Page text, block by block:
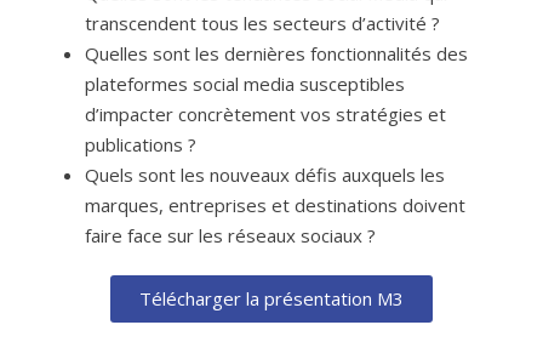
transcendent tous les secteurs d’activité ?
Quelles sont les dernières fonctionnalités des
plateformes social media susceptibles
d’impacter concrètement vos stratégies et
publications ?
Quels sont les nouveaux défis auxquels les
marques, entreprises et destinations doivent
faire face sur les réseaux sociaux ?
Télécharger la présentation M3